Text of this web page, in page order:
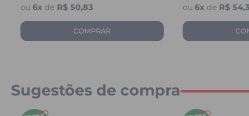
6x de R$ 50,83
COMPRAR
6x de R$
Sugestões de compra